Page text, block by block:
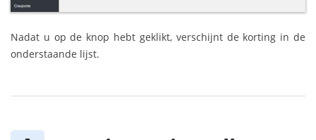
Nadat u op de knop hebt geklikt, verschijnt de korting in de
onderstaande lijst.